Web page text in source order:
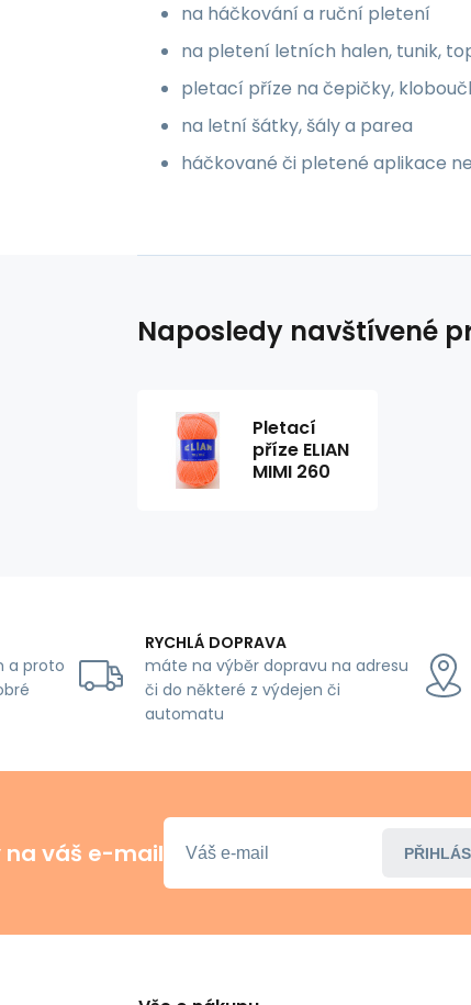
na háčkování a ruční pletení
na pletení letních halen, tunik,
pletací příze na čepičky,
na letní šátky, šály a parea
háčkované či pletené aplikace
Naposledy navštívené
Pletací
příze ELIAN
MIMI 260
a proto
RYCHLÁ DOPRAVA
máte na výběr dopravu na adresu
či do některé z výdejen či
automatu
váš e-mail